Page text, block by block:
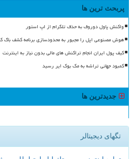
پربحث ترین ها
واکنش پاول دوروف به حذف تلگرام از اپ استور
هوش مصنوعی اپل را مجبور به محدودسازی برنامه کشف باگ
کیف پول ایران انجام تراکنش های مالی بدون نیاز به اینترنت
کمبود جهانی تراشه به مک بوک ایر رسید
جدیدترین ها
تگهای دیجیتالر